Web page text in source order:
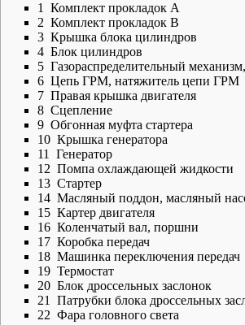
1
Комплект прокладок A
2 Комплект прокладок B
3 Крышка блока цилиндров
4 Блок цилиндров
5 Газораспределительный
6 Цепь ГРМ, натяжитель цепи ГРМ
7 Правая крышка двигателя
8 Сцепление
9 Обгонная муфта стартера
10 Крышка генератора
11
Генератор
12 Помпа охлаждающей жидкости
13 Стартер
14 Масляный поддон, масляный
15 Картер двигателя
16 Коленчатый вал, поршни
17 Коробка передач
18 Машинка переключения передач
19 Термостат
20 Блок дроссельных заслонок
21
Патрубки блока дроссельных
22 Фара головного света